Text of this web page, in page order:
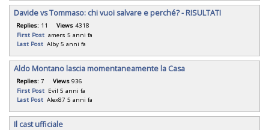
Davide vs Tommaso: chi vuoi salvare e perché? - RISULTATI
Replies: 11 Views 4318
First Post amers 5 anni fa
Last Post Alby 5 anni fa
Aldo Montano lascia momentaneamente la Casa
Replies: 7 Views 936
First Post Evil 5 anni fa
Last Post Alex87 5 anni fa
Il cast ufficiale